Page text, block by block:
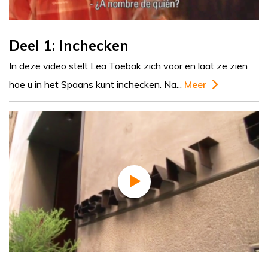
Deel 1: Inchecken
In deze video stelt Lea Toebak zich voor en laat ze zien
hoe u in het Spaans kunt inchecken. Na... Meer